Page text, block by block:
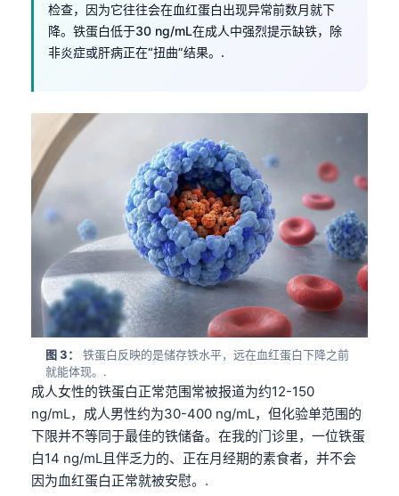
检查，因为它往往会在血红蛋白出现异常前数月就下
降。铁蛋白低于30 ng/mL在成人中强烈提示缺铁，除
非炎症或肝病正在“扭曲”结果。.
图 3：
铁蛋白反映的是储存铁水平，远在血红蛋白下降之前
就能体现。.
成人女性的铁蛋白正常范围常被报道为约12-150
ng/mL，成人男性约为30-400 ng/mL，但化验单范围的
下限并不等同于最佳的铁储备。在我的门诊里，一位铁蛋
白14 ng/mL且伴乏力的、正在月经期的素食者，并不会
因为血红蛋白正常就被安慰。.